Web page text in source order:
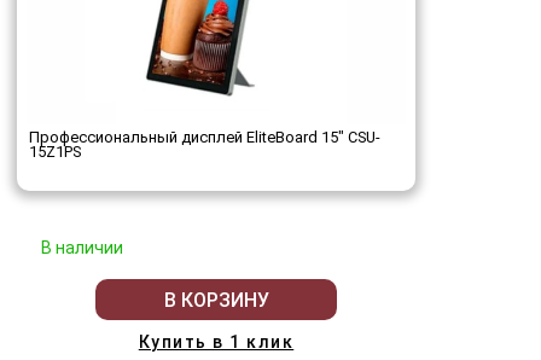
Профессиональный дисплей EliteBoard 15" CSU-
15Z1PS
В наличии
В КОРЗИНУ
Купить в 1 клик